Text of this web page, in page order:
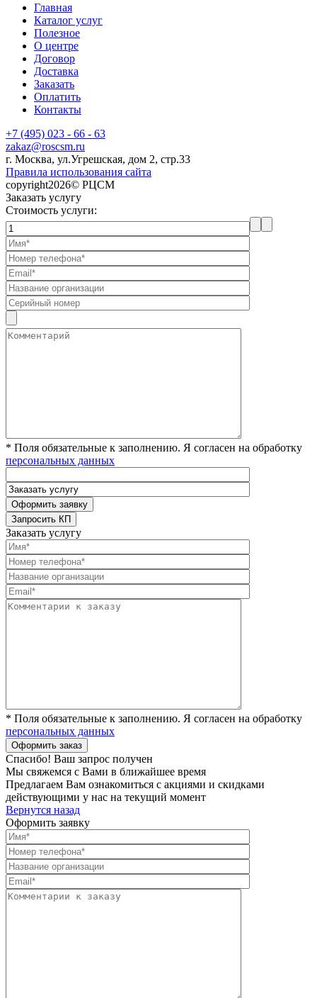
Главная
Каталог услуг
Полезное
О центре
Договор
Доставка
Заказать
Оплатить
Контакты
+7 (495) 023 - 66 - 63
zakaz@roscsm.ru
г. Москва, ул.Угрешская, дом 2, стр.33
Правила использования сайта
copyright2026© РЦСМ
Заказать услугу
Стоимость услуги:
* Поля обязательные к заполнению. Я согласен на обработку
персональных данных
Заказать услугу
* Поля обязательные к заполнению. Я согласен на обработку
персональных данных
Спасибо! Ваш запрос получен
Мы свяжемся с Вами в ближайшее время
Предлагаем Вам ознакомиться с акциями и скидками
действующими у нас на текущий момент
Вернутся назад
Оформить заявку